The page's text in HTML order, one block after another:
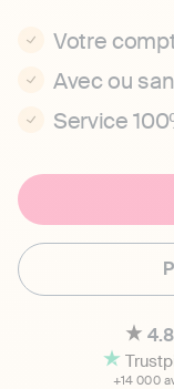
Votre
Avec ou
Service
4.8
+14 000